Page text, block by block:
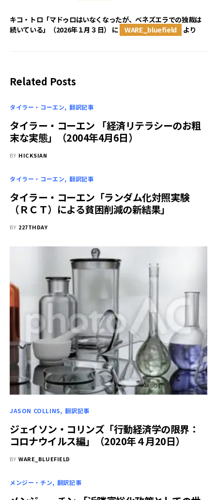
キコ・トロ「マドゥロはいなくなったが、ベネズエラでの独裁は
続いている」（2026年１月３日）
に WARE_bluefield より
Related Posts
タイラー・コーエン 翻訳記事
タイラー・コーエン 「経済リテラシーのお粗
末な実態」（2004年4月6日）
BY HICKSIAN
タイラー・コーエン 翻訳記事
タイラー・コーエン「ランダム化対照実験
（ＲＣＴ）による貧困削減の新結果」
BY 227THDAY
JASON COLLINS 翻訳記事
ジェイソン・コリンズ「行動経済学の限界：
コロナウイルス編」（2020年４月20日）
BY WARE_BLUEFIELD
メンジー・チン 翻訳記事